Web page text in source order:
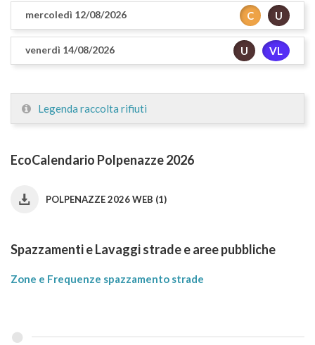
mercoledì 12/08/2026 C U
venerdì 14/08/2026 U VL
Legenda raccolta rifiuti
EcoCalendario Polpenazze 2026
POLPENAZZE 2026 WEB (1)
Spazzamenti e Lavaggi strade e aree pubbliche
Zone e Frequenze spazzamento strade